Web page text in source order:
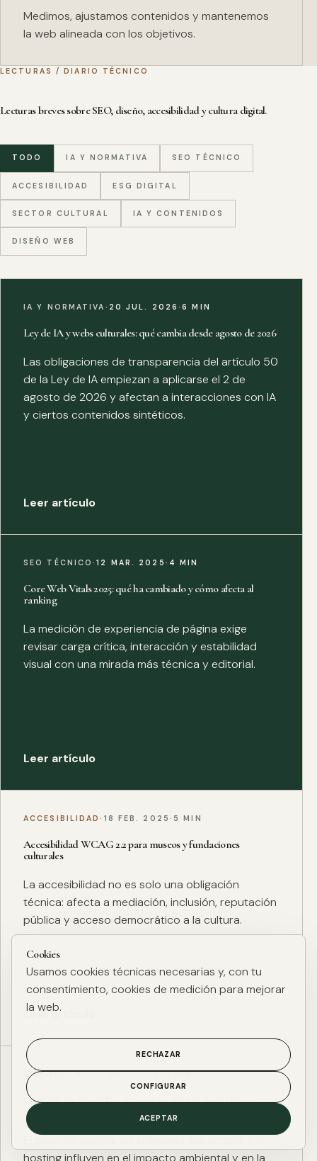
Medimos, ajustamos contenidos y mantenemos
la web alineada con los objetivos.
LECTURAS / DIARIO TÉCNICO
Lecturas breves sobre SEO, diseño, accesibilidad y cultura digital.
TODO IA Y NORMATIVA SEO TÉCNICO
ACCESIBILIDAD ESG DIGITAL
SECTOR CULTURAL IA Y CONTENIDOS
DISEÑO WEB
IA Y NORMATIVA · 20 JUL. 2026·6 MIN
Ley de IA y webs culturales: qué cambia desde agosto de 2026
Las obligaciones de transparencia del artículo 50
de la Ley de IA empiezan a aplicarse el 2 de
agosto de 2026 y afectan a interacciones con IA
y ciertos contenidos sintéticos.
Leer artículo
SEO TÉCNICO·12 MAR. 2025 · 4 MIN
Core Web Vitals 2025: qué ha cambiado y cómo afecta al
ranking
La medición de experiencia de página exige
revisar carga crítica, interacción y estabilidad
visual con una mirada más técnica y editorial.
Leer artículo
ACCESIBILIDAD · 18 FEB. 2025 · 5 MIN
Accesibilidad WCAG 2.2 para museos y fundaciones
culturales
La accesibilidad no es solo una obligación
técnica: afecta a mediación, inclusión, reputación
pública y acceso democrático a la cultura.
Leer artículo
ESG DIGITAL·27 ENE. 2025·4 MIN
Huella de carbono digital: cómo medir y reducir el impacto
ESG de una web
El peso de página, las imágenes, los scripts y el
hosting influyen en el impacto ambiental y en la
Cookies
Usamos cookies técnicas necesarias y, con tu
consentimiento, cookies de medición para mejorar
la web.
RECHAZAR
CONFIGURAR
ACEPTAR